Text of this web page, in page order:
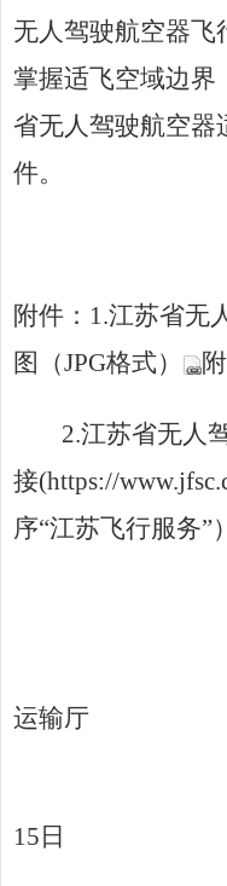
无人驾驶航空器飞
掌握适飞空域边界
省无人驾驶航空器
件。
附件： 1.江苏省无
图（JPG格式）
2.江苏省无人
接(https://
序“江苏飞行服务”）
运输厅
15 日